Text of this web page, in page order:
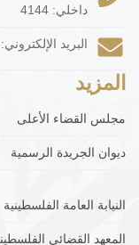
داخلي: 4144
البريد الإلكتروني:
المزيد
مجلس القضاء الأعلى
ديوان الجريدة الرسمية
النيابة العامة الفلسطينية
المعهد القضائي